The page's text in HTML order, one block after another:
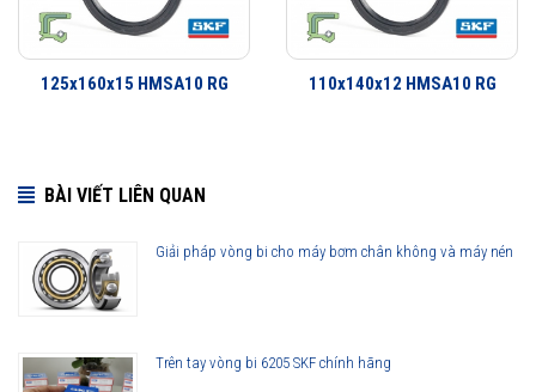
95x170x13 HMSA10 RG được phân phối chính hãng
125x160x15 HMSA10 RG 110x140x12 HMSA10 RG
BÀI VIẾT LIÊN QUAN
Giải pháp vòng bi cho máy bơm chân không và máy nén
Trên tay vòng bi 6205 SKF chính hãng